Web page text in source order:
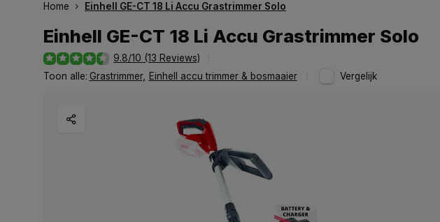
Home Einhell GE-CT 18 Li Accu Grastrimmer Solo
Einhell GE-CT 18 Li Accu Grastrimmer Solo
9.8/10 (13 Reviews)
Toon alle: Grastrimmer, Einhell accu trimmer & bosmaaier Vergelijk